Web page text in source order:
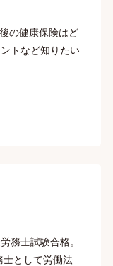
の健康保険はど
トなど知りたい
務士試験合格。
士として労働法